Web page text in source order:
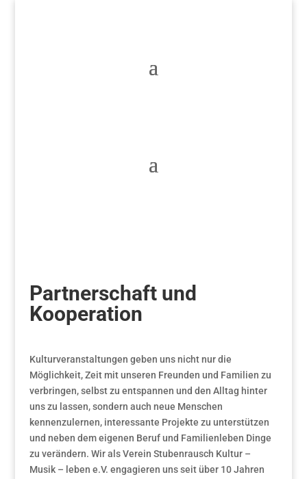
Partnerschaft und
Kooperation
Kulturveranstaltungen geben uns nicht nur die
Möglichkeit, Zeit mit unseren Freunden und Familien zu
verbringen, selbst zu entspannen und den Alltag hinter
uns zu lassen, sondern auch neue Menschen
kennenzulernen, interessante Projekte zu unterstützen
und neben dem eigenen Beruf und Familienleben Dinge
zu verändern. Wir als Verein Stubenrausch Kultur –
Musik – leben e.V. engagieren uns seit über 10 Jahren